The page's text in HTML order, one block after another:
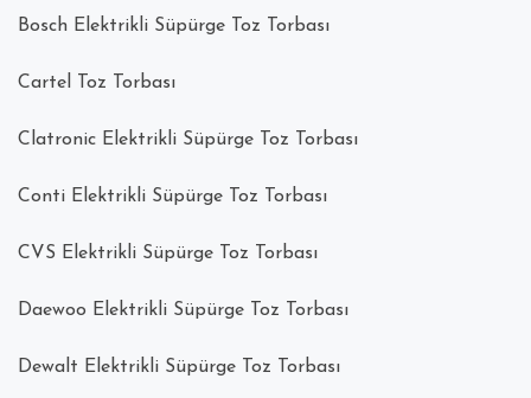
Bosch Elektrikli Süpürge Toz Torbası
Cartel Toz Torbası
Clatronic Elektrikli Süpürge Toz Torbası
Conti Elektrikli Süpürge Toz Torbası
CVS Elektrikli Süpürge Toz Torbası
Daewoo Elektrikli Süpürge Toz Torbası
Dewalt Elektrikli Süpürge Toz Torbası